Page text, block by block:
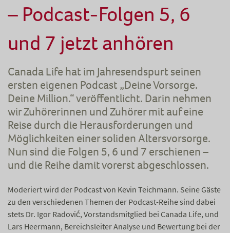
– Podcast-Folgen 5, 6
und 7 jetzt anhören
Canada Life hat im Jahresendspurt seinen
ersten eigenen Podcast „Deine Vorsorge.
Deine Million.“ veröffentlicht. Darin nehmen
wir Zuhörerinnen und Zuhörer mit auf eine
Reise durch die Herausforderungen und
Möglichkeiten einer soliden Altersvorsorge.
Nun sind die Folgen 5, 6 und 7 erschienen –
und die Reihe damit vorerst abgeschlossen.
Moderiert wird der Podcast von Kevin Teichmann. Seine Gäste
zu den verschiedenen Themen der Podcast-Reihe sind dabei
stets Dr. Igor Radović, Vorstandsmitglied bei Canada Life, und
Lars Heermann, Bereichsleiter Analyse und Bewertung bei der